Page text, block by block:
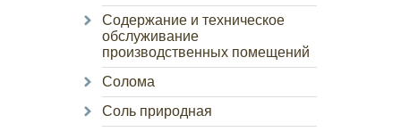
Содержание и техническое
обслуживание
производственных помещений
Солома
Соль природная